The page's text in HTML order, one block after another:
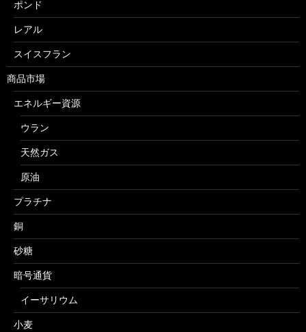
ポンド
レアル
スイスフラン
商品市場
エネルギー資源
ウラン
天然ガス
原油
プラチナ
銅
砂糖
暗号通貨
イーサリウム
小麦